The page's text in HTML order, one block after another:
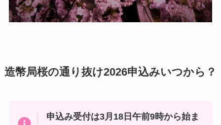
造幣局桜の通り抜け2026申込みいつから？
申込み受付は3月18日午前9時から始ま